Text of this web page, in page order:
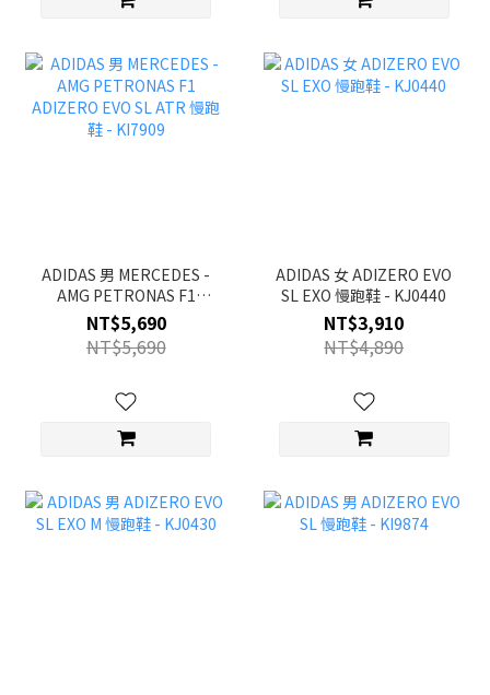
ADIDAS 男 MERCEDES -
AMG PETRONAS F1
ADIZERO EVO SL ATR 慢
跑鞋 - KI7909
NT$5,690
NT$5,690
ADIDAS 女 ADIZERO EVO
SL EXO 慢跑鞋 - KJ0440
NT$3,910
NT$4,890